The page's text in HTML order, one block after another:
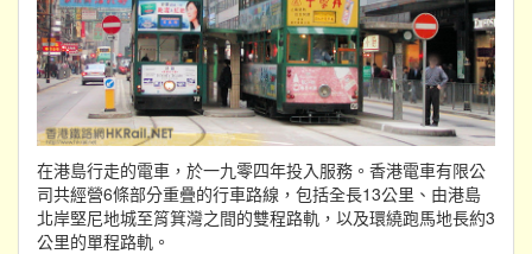
在港島行走的電車，於一九零四年投入服務。香港電車有限公
司共經營6條部分重疊的行車路線，包括全長13公里、由港島
北岸堅尼地城至筲箕灣之間的雙程路軌，以及環繞跑馬地長約3
公里的單程路軌。